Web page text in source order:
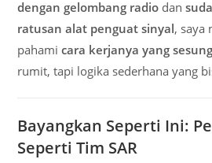
dengan gelombang radio dan
ratusan alat penguat sinyal, saya
pahamicara kerjanya yang
rumit, tapi logika sederhana yang
Bayangkan Seperti Ini:
Seperti Tim SAR